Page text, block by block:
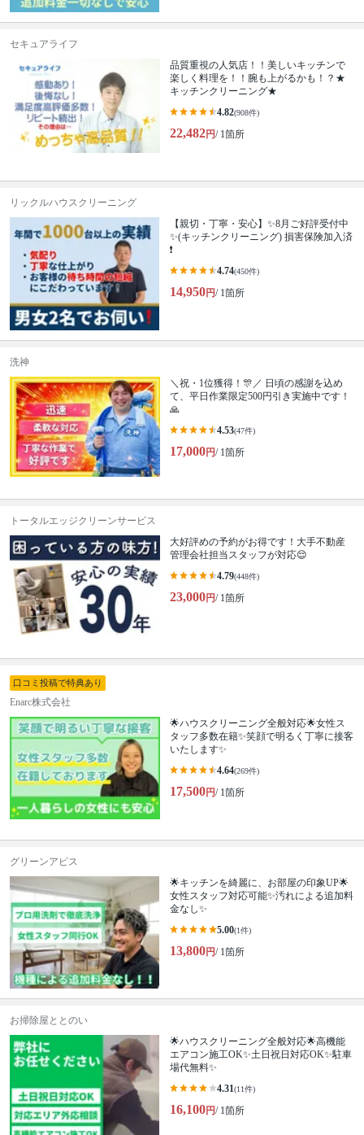
セキュアライフ
品質重視の人気店！！美しいキッチンで
楽しく料理を！！腕も上がるかも！？★
キッチンクリーニング★
4.82(908件)
22,482円/ 1箇所
リックルハウスクリーニング
【親切・丁寧・安心】✨️8月ご好評受付中
✨️(キッチンクリーニング) 損害保険加入済
❗️
4.74(450件)
14,950円/ 1箇所
洗神
＼祝・1位獲得！🎊／ 日頃の感謝を込め
て、平日作業限定500円引き実施中です！
🙏
4.53(47件)
17,000円/ 1箇所
トータルエッジクリーンサービス
大好評めの予約がお得です！大手不動産
管理会社担当スタッフが対応😌
4.79(448件)
23,000円/ 1箇所
口コミ投稿で特典あり
Enarc株式会社
🌟ハウスクリーニング全般対応🌟女性ス
タッフ多数在籍✨笑顔で明るく丁寧に接客
いたします✨
4.64(269件)
17,500円/ 1箇所
グリーンアピス
🌟キッチンを綺麗に、お部屋の印象UP🌟
女性スタッフ対応可能✨汚れによる追加料
金なし✨
5.00(1件)
13,800円/ 1箇所
お掃除屋ととのい
🌟ハウスクリーニング全般対応🌟高機能
エアコン施工OK✨土日祝日対応OK✨駐車
場代無料✨
4.31(11件)
16,100円/ 1箇所